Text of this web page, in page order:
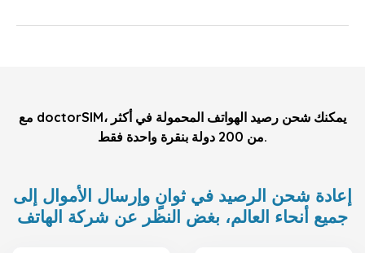
مع doctorSIM، يمكنك شحن رصيد الهواتف المحمولة في أكثر
من 200 دولة بنقرة واحدة فقط.
إعادة شحن الرصيد في ثوانٍ وإرسال الأموال إلى
جميع أنحاء العالم، بغض النظر عن شركة الهاتف